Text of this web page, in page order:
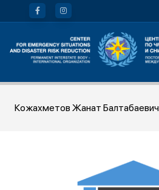
Кожахметов Жанат Балтабаевич